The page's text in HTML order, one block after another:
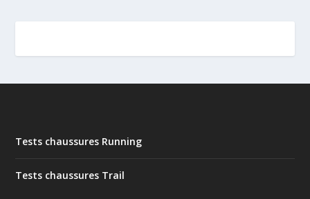
Tests chaussures Running
Tests chaussures Trail